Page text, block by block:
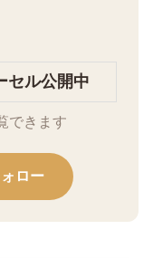
セル公開中
できます
ロー